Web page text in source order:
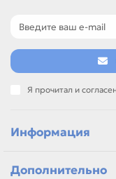
Я прочитал и
Информация
Дополнительно